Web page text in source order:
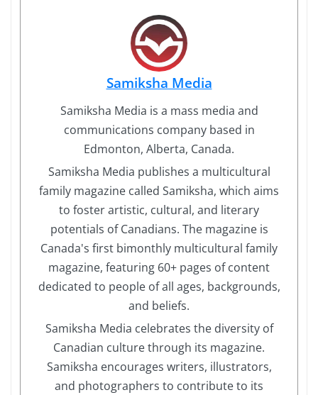
Samiksha Media
Samiksha Media is a mass media and
communications company based in
Edmonton, Alberta, Canada.
Samiksha Media publishes a multicultural
family magazine called Samiksha, which aims
to foster artistic, cultural, and literary
potentials of Canadians. The magazine is
Canada's first bimonthly multicultural family
magazine, featuring 60+ pages of content
dedicated to people of all ages, backgrounds,
and beliefs.
Samiksha Media celebrates the diversity of
Canadian culture through its magazine.
Samiksha encourages writers, illustrators,
and photographers to contribute to its